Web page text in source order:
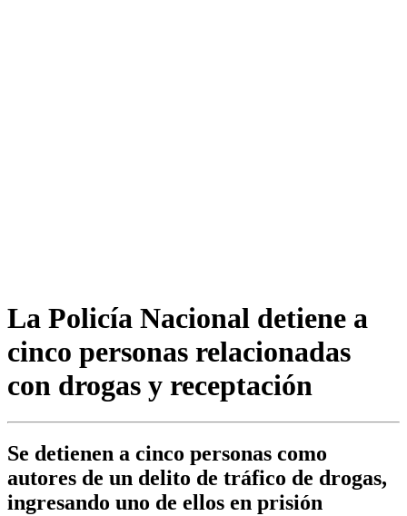
La Policía Nacional detiene a
cinco personas relacionadas
con drogas y receptación
Se detienen a cinco personas como
autores de un delito de tráfico de drogas,
ingresando uno de ellos en prisión